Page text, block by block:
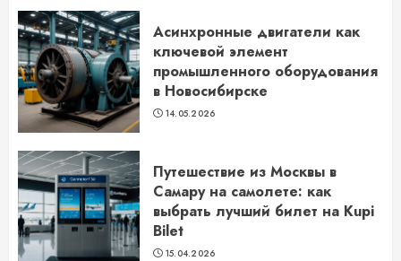
Асинхронные двигатели как
ключевой элемент
промышленного оборудования
в Новосибирске
14.05.2026
Путешествие из Москвы в
Самару на самолете: как
выбрать лучший билет на Kupi
Bilet
15.04.2026